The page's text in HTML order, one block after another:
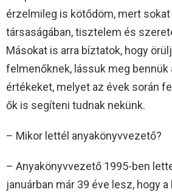
érzelmileg is kötődöm, mert
társaságában, tisztelem és
Másokat is arra bíztatok, hogy
felmenőknek, lássuk meg bennük
értékeket, melyet az évek során
ők is segíteni tudnak nekünk.
– Mikor lettél anyakönyvvezető?
– Anyakönyvvezető 1995-ben
januárban már 39 éve lesz, hogy